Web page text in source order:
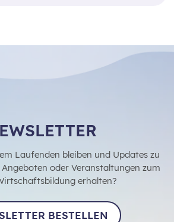
Laufenden bleiben und Updates zu
oder Veranstaltungen zum
erhalten?
BESTELLEN